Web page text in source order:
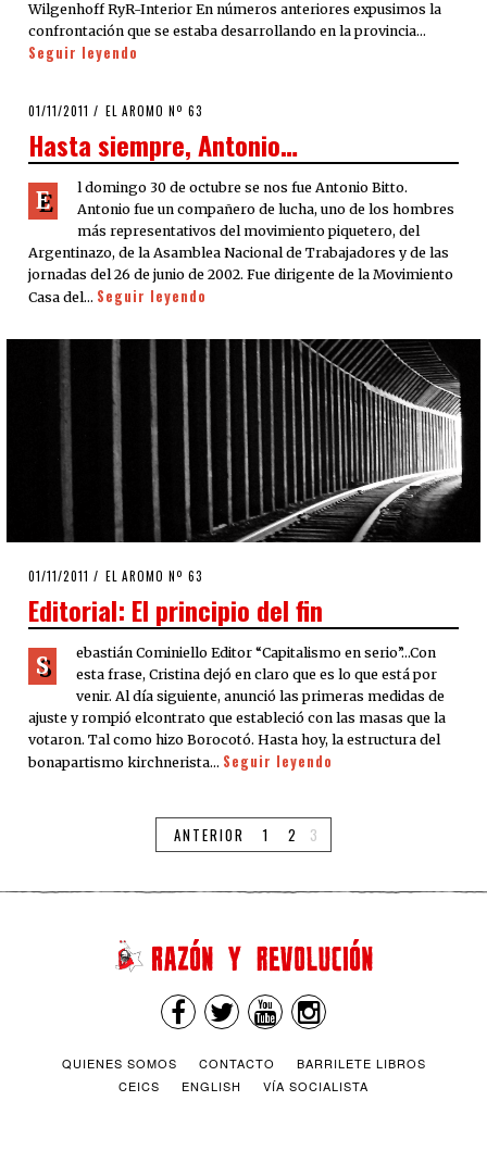
Wilgenhoff RyR-Interior En números anteriores expusimos la
confrontación que se estaba desarrollando en la provincia…
Seguir leyendo
POSTED
01/11/2011 24/09/2020
EL AROMO Nº 63
Hasta siempre, Antonio…
E
l domingo 30 de octubre se nos fue Antonio Bitto.
Antonio fue un compañero de lucha, uno de los hombres
más representativos del movimiento piquetero, del
Argentinazo, de la Asamblea Nacional de Trabajadores y de las
jornadas del 26 de junio de 2002. Fue dirigente de la Movimiento
Casa del… Seguir leyendo
POSTED
01/11/2011 24/09/2020
EL AROMO Nº 63
Editorial: El principio del fin
S
ebastián Cominiello Editor “Capitalismo en serio”…Con
esta frase, Cristina dejó en claro que es lo que está por
venir. Al día siguiente, anunció las primeras medidas de
ajuste y rompió elcontrato que estableció con las masas que la
votaron. Tal como hizo Borocotó. Hasta hoy, la estructura del
bonapartismo kirchnerista… Seguir leyendo
ANTERIOR 1 2 3
QUIENES SOMOS CONTACTO
BARRILETE LIBROS
CEICS
ENGLISH VÍA SOCIALISTA